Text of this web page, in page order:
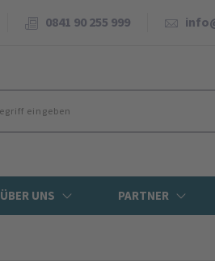
0841 90 255 999
ÜBER UNS PARTNER